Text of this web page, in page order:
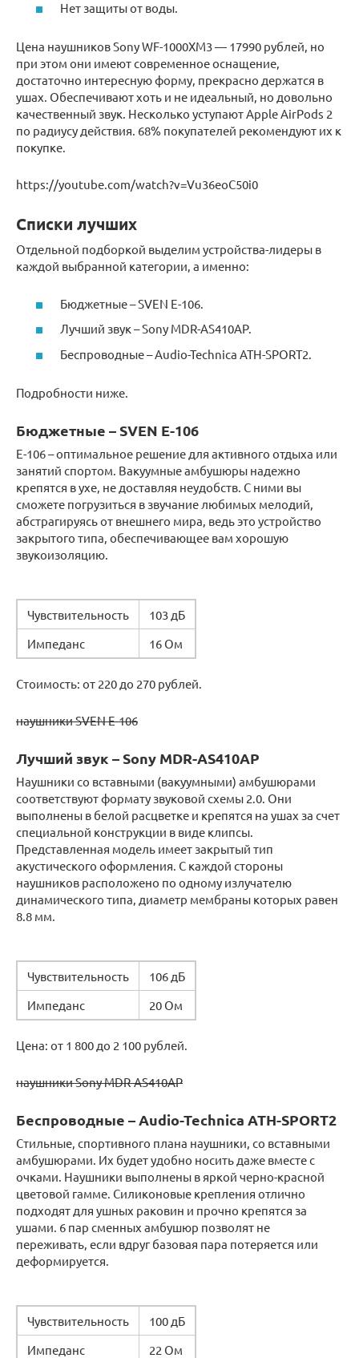
Нет защиты от воды.
Цена наушников Sony WF-1000XM3 — 17990 рублей, но
при этом они имеют современное оснащение,
достаточно интересную форму, прекрасно держатся в
ушах. Обеспечивают хоть и не идеальный, но довольно
качественный звук. Несколько уступают Apple AirPods 2
по радиусу действия. 68% покупателей рекомендуют их к
покупке.
https://youtube.com/watch?v=Vu36eoC50i0
Списки лучших
Отдельной подборкой выделим устройства-лидеры в
каждой выбранной категории, а именно:
Бюджетные – SVEN E-106.
Лучший звук – Sony MDR-AS410AP.
Беспроводные – Audio-Technica ATH-SPORT2.
Подробности ниже.
Бюджетные – SVEN E-106
E-106 – оптимальное решение для активного отдыха или
занятий спортом. Вакуумные амбушюры надежно
крепятся в ухе, не доставляя неудобств. С ними вы
сможете погрузиться в звучание любимых мелодий,
абстрагируясь от внешнего мира, ведь это устройство
закрытого типа, обеспечивающее вам хорошую
звукоизоляцию.
Чувствительность
103 дБ
Импеданс
16 Ом
Стоимость: от 220 до 270 рублей.
наушники SVEN E-106
Лучший звук – Sony MDR-AS410AP
Наушники со вставными (вакуумными) амбушюрами
соответствуют формату звуковой схемы 2.0. Они
выполнены в белой расцветке и крепятся на ушах за счет
специальной конструкции в виде клипсы.
Представленная модель имеет закрытый тип
акустического оформления. С каждой стороны
наушников расположено по одному излучателю
динамического типа, диаметр мембраны которых равен
8.8 мм.
Чувствительность
106 дБ
Импеданс
20 Ом
Цена: от 1 800 до 2 100 рублей.
наушники Sony MDR-AS410AP
Беспроводные – Audio-Technica ATH-SPORT2
Стильные, спортивного плана наушники, со вставными
амбушюрами. Их будет удобно носить даже вместе с
очками. Наушники выполнены в яркой черно-красной
цветовой гамме. Силиконовые крепления отлично
подходят для ушных раковин и прочно крепятся за
ушами. 6 пар сменных амбушюр позволят не
переживать, если вдруг базовая пара потеряется или
деформируется.
Чувствительность
100 дБ
Импеданс
22 Ом